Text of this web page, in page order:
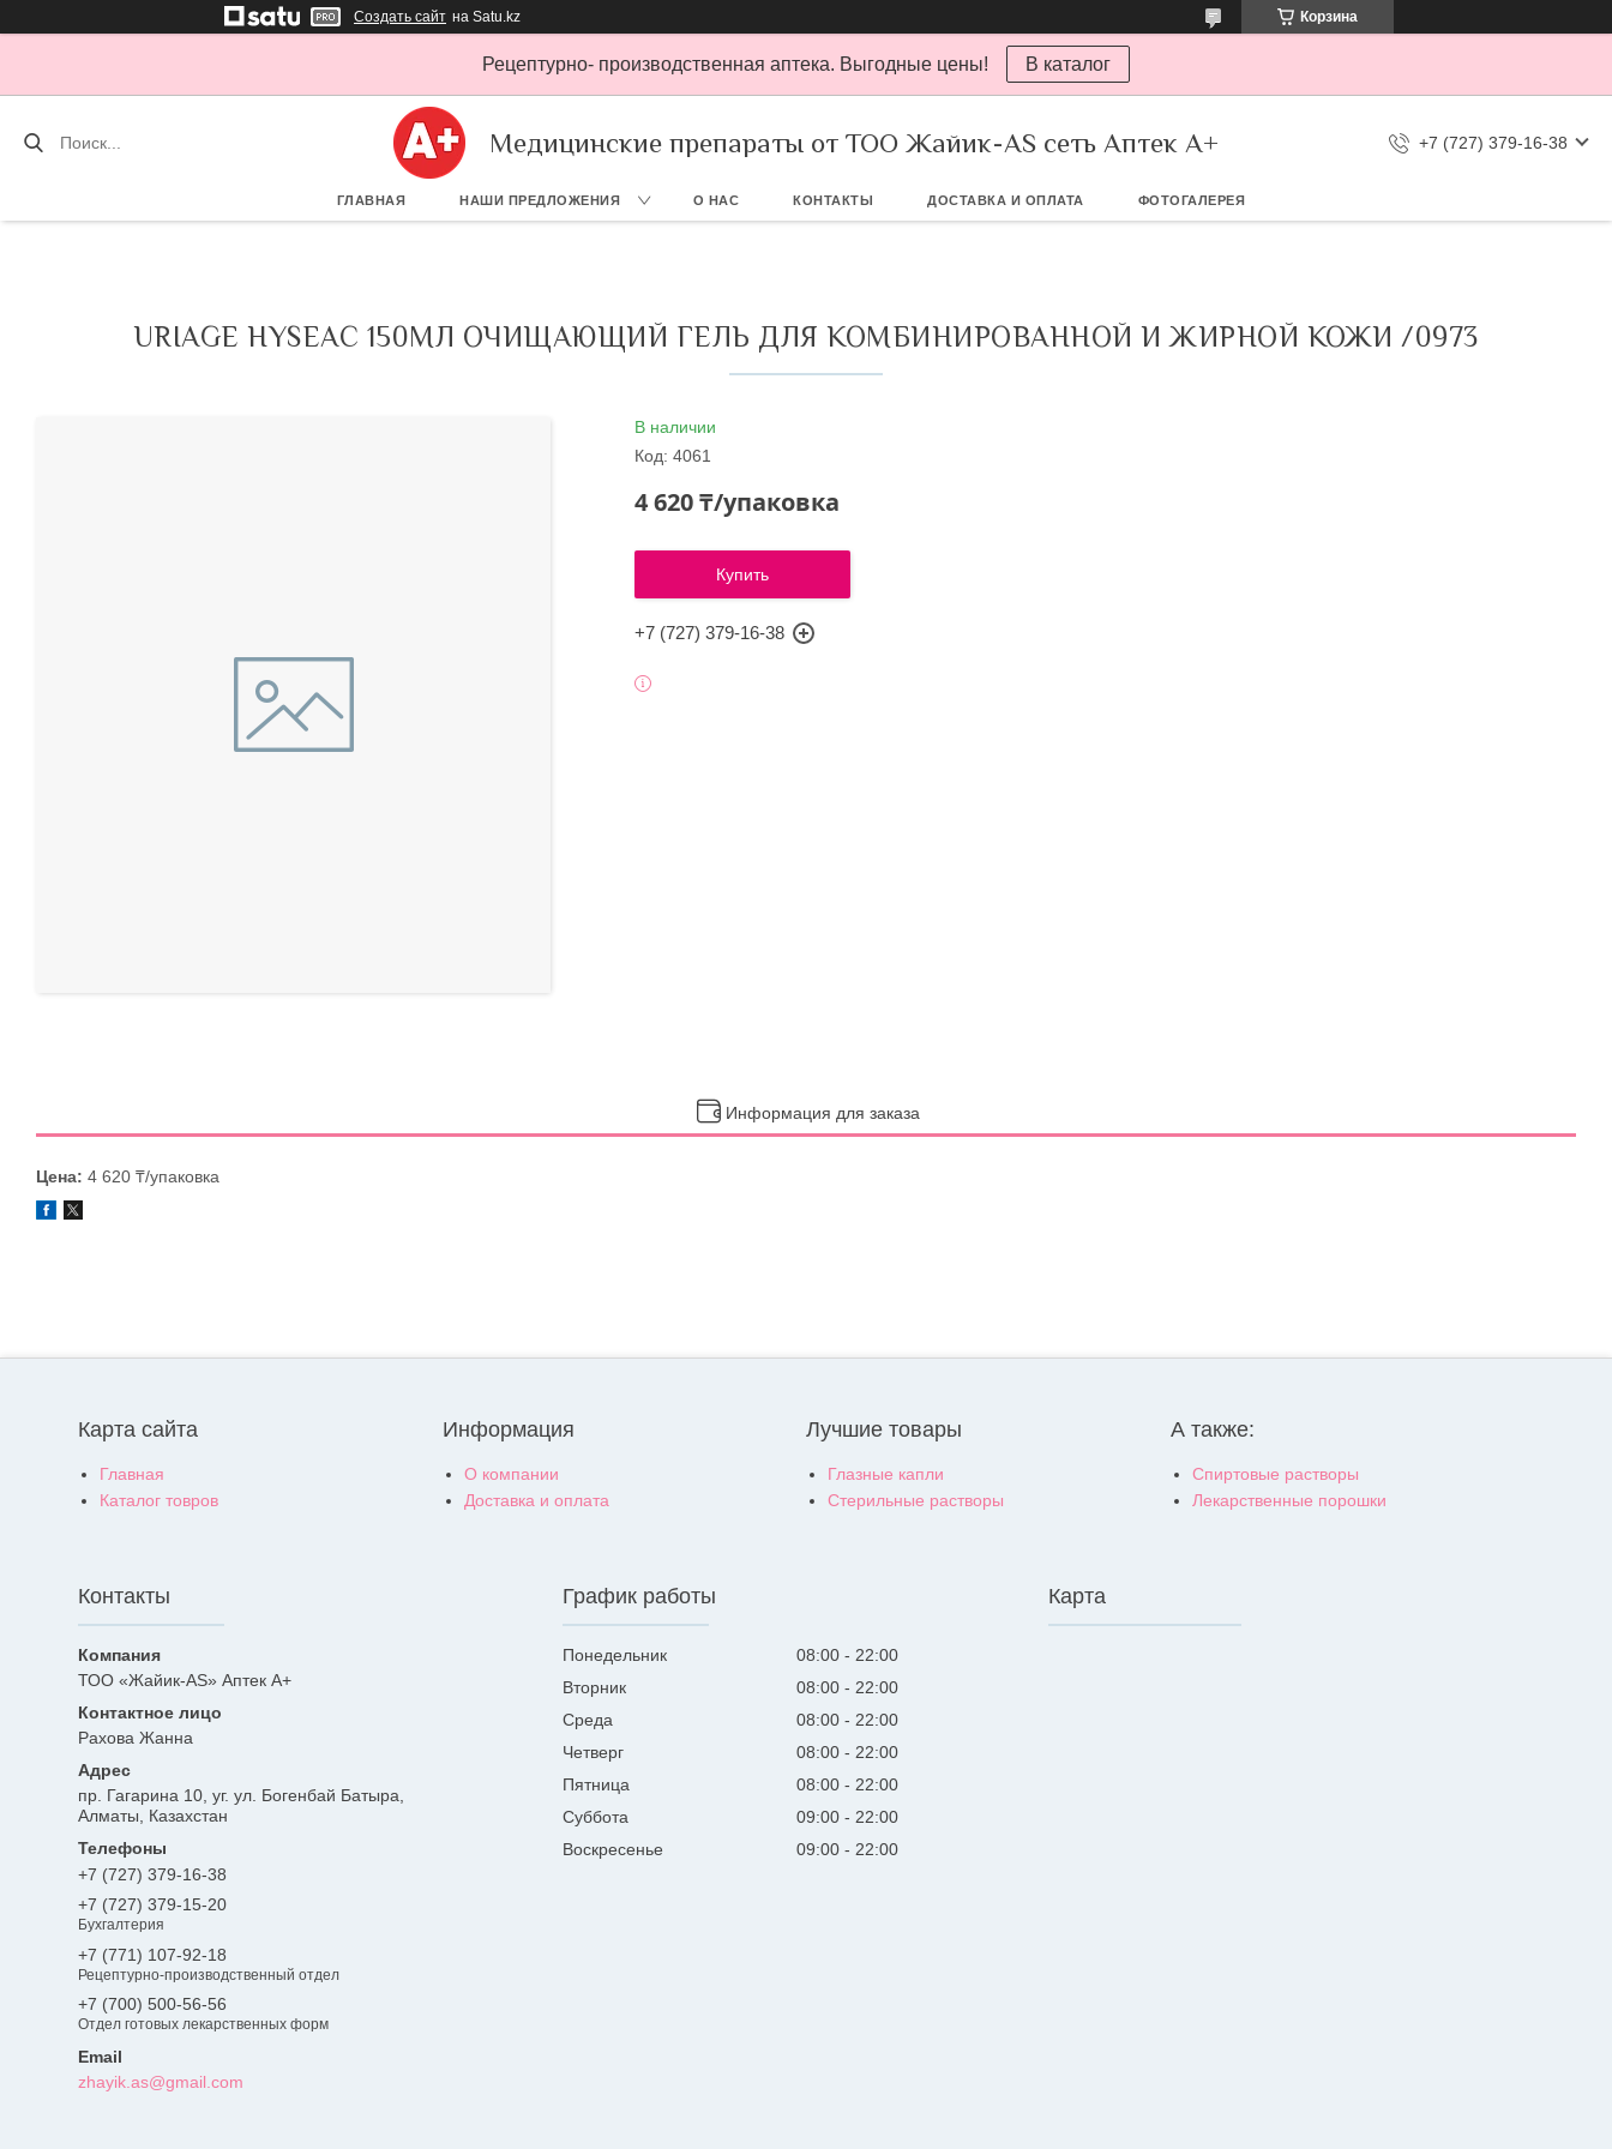
Создать сайт на Satu.kz Корзина
Рецептурно- производственная аптека. Выгодные цены! В каталог
Медицинские препараты от ТОО Жайик-AS сеть Аптек А+ +7 (727) 379-16-38
ГЛАВНАЯ НАШИ ПРЕДЛОЖЕНИЯ О НАС КОНТАКТЫ ДОСТАВКА И ОПЛАТА ФОТОГАЛЕРЕЯ
URIAGE HYSEAC 150МЛ ОЧИЩАЮЩИЙ ГЕЛЬ ДЛЯ КОМБИНИРОВАННОЙ И ЖИРНОЙ КОЖИ /0973
В наличии
Код:4061
4 620 ₸/упаковка
Купить
+7 (727) 379-16-38
Информация для заказа
Цена: 4 620 ₸/упаковка
Карта сайта
Главная
Каталог товров
Информация
О компании
Доставка и оплата
Лучшие товары
Глазные капли
Стерильные растворы
А также:
Спиртовые растворы
Лекарственные порошки
Контакты
ТОО «Жайик-AS» Аптек А+
Рахова Жанна
пр. Гагарина 10, уг. ул. Богенбай Батыра,
Алматы, Казахстан
+7 (727) 379-16-38
+7 (727) 379-15-20
Бухгалтерия
+7 (771) 107-92-18
Рецептурно-производственный отдел
+7 (700) 500-56-56
Отдел готовых лекарственных форм
zhayik.as@gmail.com
График работы
Понедельник 08:00
22:00
Вторник
08:00
22:00
Среда
08:00
22:00
Четверг
08:00
22:00
Пятница
08:00
22:00
Суббота
09:00
22:00
Воскресенье
09:00 22:00
Карта